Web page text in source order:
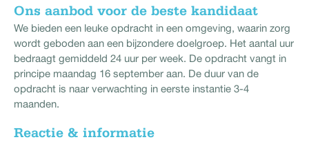
Ons aanbod voor de beste kandidaat
We bieden een leuke opdracht in een omgeving, waarin zorg
wordt geboden aan een bijzondere doelgroep. Het aantal uur
bedraagt gemiddeld 24 uur per week. De opdracht vangt in
principe maandag 16 september aan. De duur van de
opdracht is naar verwachting in eerste instantie 3-4
maanden.
Reactie & informatie